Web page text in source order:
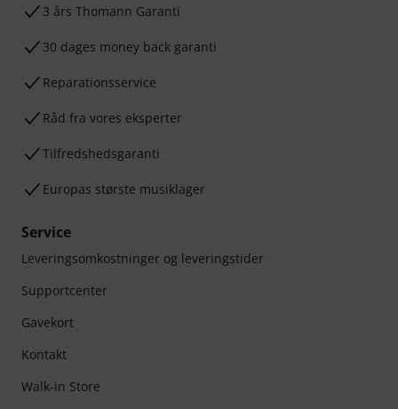
3 års Thomann Garanti
30 dages money back garanti
Reparationsservice
Råd fra vores eksperter
Tilfredshedsgaranti
Europas største musiklager
Service
Leveringsomkostninger og leveringstider
Supportcenter
Gavekort
Kontakt
Walk-in Store